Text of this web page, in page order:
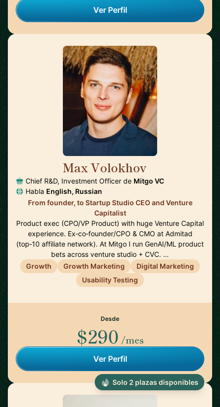
Ver Perfil
Max Volokhov
Chief R&D, Investment Officer de Mitgo VC
Habla English, Russian
From founder, to Startup Studio CEO and Venture
Capitalist
Product exec (CPO/VP Product) with huge Venture Capital
experience. Ex‑co‑founder/CPO & CMO at Admitad
(top‑10 affiliate network). At Mitgo I run GenAI/ML product
bets across venture studio + CVC. …
Growth
Growth Marketing
Digital Marketing
Usability Testing
Desde
$290 /mes
Ver Perfil
Solo 2 plazas disponibles